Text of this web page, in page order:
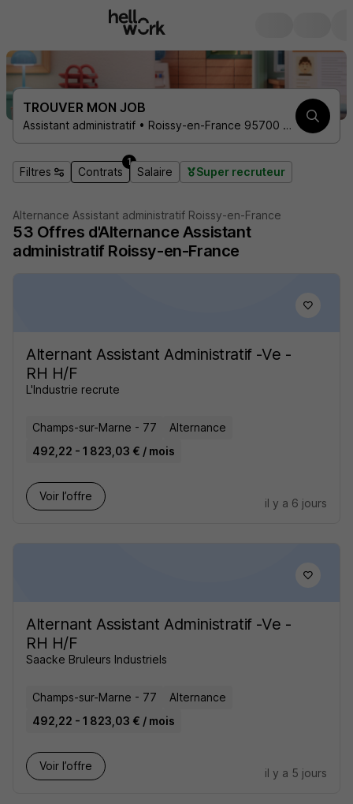
TROUVER MON JOB
Assistant administratif • Roissy-en-France 95700 • 1 contrat
Filtres Contrats
1
Salaire Super recruteur
Alternance Assistant administratif Roissy-en-France
53 Offres d'Alternance Assistant
administratif Roissy-en-France
Alternant Assistant Administratif -Ve -
RH H/F
L'Industrie recrute
Champs-sur-Marne - 77
Alternance
492,22 - 1 823,03 € / mois
Voir l’offre
il y a 6 jours
Alternant Assistant Administratif -Ve -
RH H/F
Saacke Bruleurs Industriels
Champs-sur-Marne - 77
Alternance
492,22 - 1 823,03 € / mois
Voir l’offre
il y a 5 jours